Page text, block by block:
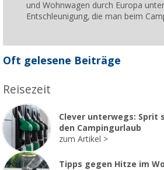
und Wohnwagen durch Europa
Entschleunigung, die man beim
Oft gelesene Beiträge
Reisezeit
Clever unterwegs: Sprit
den Campingurlaub
zum Artikel
Tipps gegen Hitze im